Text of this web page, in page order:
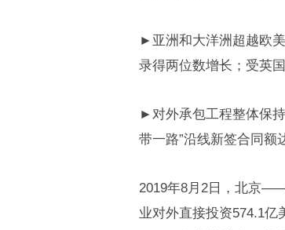
►亚洲和大洋洲超越欧
录得两位数增长；受英
►对外承包工程整体保
带一路”沿线新签合同额
2019年8月2日，北京
业对外直接投资574.1亿